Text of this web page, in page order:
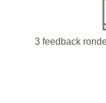
3 feedback